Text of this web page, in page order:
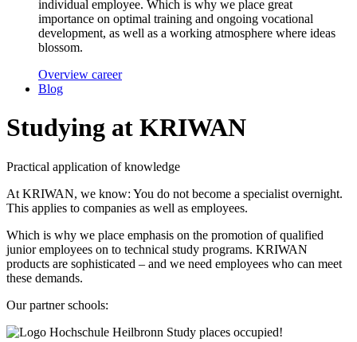
individual employee. Which is why we place great
importance on optimal training and ongoing vocational
development, as well as a working atmosphere where ideas
blossom.
Overview career
Blog
Studying at KRIWAN
Practical application of knowledge
At KRIWAN, we know: You do not become a specialist overnight.
This applies to companies as well as employees.
Which is why we place emphasis on the promotion of qualified
junior employees on to technical study programs. KRIWAN
products are sophisticated – and we need employees who can meet
these demands.
Our partner schools:
Study places occupied!